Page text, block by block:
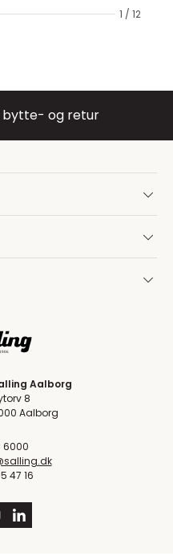
1 / 12
bytte- og retur
Aalborg
8
Aalborg
6000
47 16